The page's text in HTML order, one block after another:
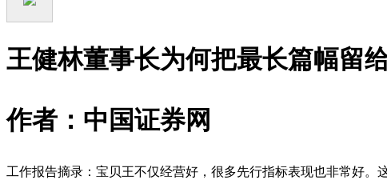
王健林董事长为何把最长篇幅留
作者：中国证券网
工作报告摘录：宝贝王不仅经营好，很多先行指标表现也非常好。